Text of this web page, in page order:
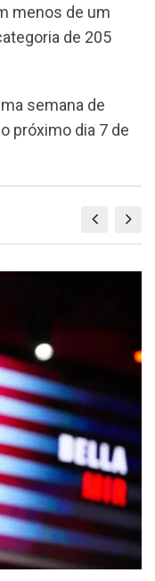
menos de um
de 205
semana de
próximo dia 7 de